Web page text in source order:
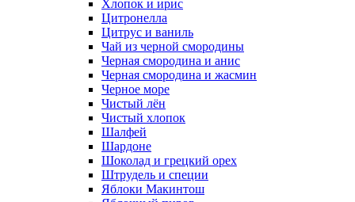
Хлопок и ирис
Цитронелла
Цитрус и ваниль
Чай из черной смородины
Черная смородина и анис
Черная смородина и жасмин
Черное море
Чистый лён
Чистый хлопок
Шалфей
Шардоне
Шоколад и грецкий орех
Штрудель и специи
Яблоки Макинтош